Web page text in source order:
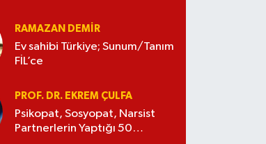
RAMAZAN DEMİR
Ev sahibi Türkiye; Sunum/Tanım
FİL’ce
PROF. DR. EKREM ÇULFA
Psikopat, Sosyopat, Narsist
Partnerlerin Yaptığı 50